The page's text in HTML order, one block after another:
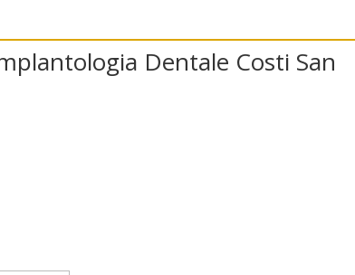
Dentale Costi San